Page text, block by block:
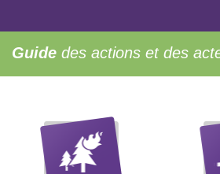
Guide des actions et des